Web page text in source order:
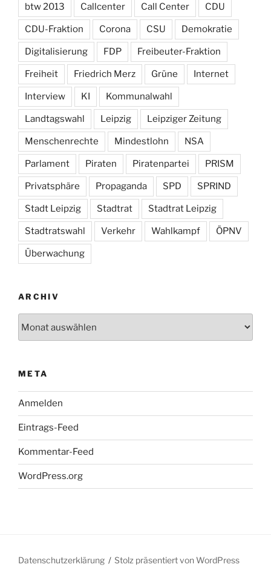
btw 2013 Callcenter Call Center CDU
CDU-Fraktion Corona CSU Demokratie
Digitalisierung FDP Freibeuter-Fraktion
Freiheit Friedrich Merz Grüne Internet
Interview KI Kommunalwahl
Landtagswahl Leipzig Leipziger Zeitung
Menschenrechte Mindestlohn NSA
Parlament Piraten Piratenpartei PRISM
Privatsphäre Propaganda SPD SPRIND
Stadt Leipzig Stadtrat Stadtrat Leipzig
Stadtratswahl Verkehr Wahlkampf ÖPNV
Überwachung
ARCHIV
META
Anmelden
Eintrags-Feed
Kommentar-Feed
WordPress.org
Datenschutzerklärung Stolz präsentiert von WordPress